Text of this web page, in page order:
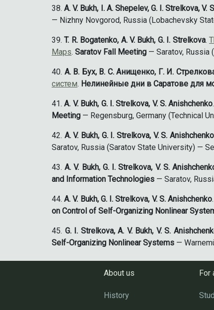
A. V. Bukh, I. A. Shepelev, G. I. Strelkova, V.
— Nizhny Novgorod, Russia (Lobachevsky
T. R. Bogatenko, A. V. Bukh, G. I. Strelkova.
Maps. Saratov Fall Meeting — Saratov, Russia
А. В. Бух, В. С. Анищенко, Г. И.
систем. Нелинейные дни в Саратове для
A. V. Bukh, G. I. Strelkova, V. S. Anishchenko.
Meeting — Regensburg, Germany (Technical
A. V. Bukh, G. I. Strelkova, V. S. Anishchenko
Saratov, Russia (Saratov State University) —
A. V. Bukh, G. I. Strelkova, V. S.
and Information Technologies — Saratov,
A. V. Bukh, G. I. Strelkova, V. S. Anishchenko
on Control of Self-Organizing Nonlinear
G. I. Strelkova, A. V. Bukh, V. S.
Self-Organizing Nonlinear Systems —
About us
History
For